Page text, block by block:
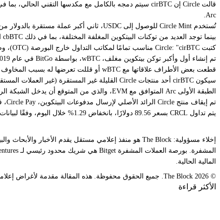
Arc.
تُستخدم Circle Mint للوصول إلى USDC، ثاني أكبر عملة مستقرة بالدولار من حيث القيمة السوقية، و EURC، أكبر عملة مستقرة باليورو في السوق.
بينما توجد العديد من توكنات البيتكوين المغلفة المختلفة، بما في ذلك cbBTC
كتبت Circle: "cirBTC مناسب تمامًا لمكاتب التداول خارج البورصة (OTC)، وصناع السوق، وبروتوكولات الإقراض، وغيرها ممن يحتاجون إلى بيتكوين مُرمز محايد وآمن وعالي الأداء".
تم إنشاء أول و أكبر توكن بيتكوين مغلف، wBTC، بواسطة BitGo في عام 2019 ويشرف عليه الآن ائتلاف يضم BitGo وكيانات مرتبطة بجاستن صن.
قطعت بعض الأطراف علاقاتها مع wBTC أو قللت تعرضها له بسبب المخاوف
سيكون cirBTC أحد منتجات Circle القليلة غير المستقرة (غير العملات المستقرة). تحتفظ الشركة أيضًا بصندوق سوق المال المرمز المدر للعائد USYC بعد
الطبقة الأولى Arc المتوافق مع EVM، والذي من المتوقع أن يدخل الشبكة الرئيسية هذا العام.
تم
إيقاف منتج Circle الرائد الأصلي لإرسال مدفوعات البيتكوين، Circle Pay، في عام 2019 حيث تحولت الشركة للتركيز فقط على العملات المستقرة.
يتم تداول CRCL بسعر 89.56 دولارًا، بانخفاض 1.29% خلال اليوم، وفقًا لبيانات أسعار The Block.
المالية الحالية.
© 2026 The Block. جميع الحقوق محفوظة. هذه المقالة مقدمة لأغراض إعلامية فقط. وهي ليست عرضًا أو لا يُقصد بها استخدامها كنصيحة قانونية أو ضريبية أو استثمارية أو مالية أو غيرها من النصائح.
الأكثر قراءة